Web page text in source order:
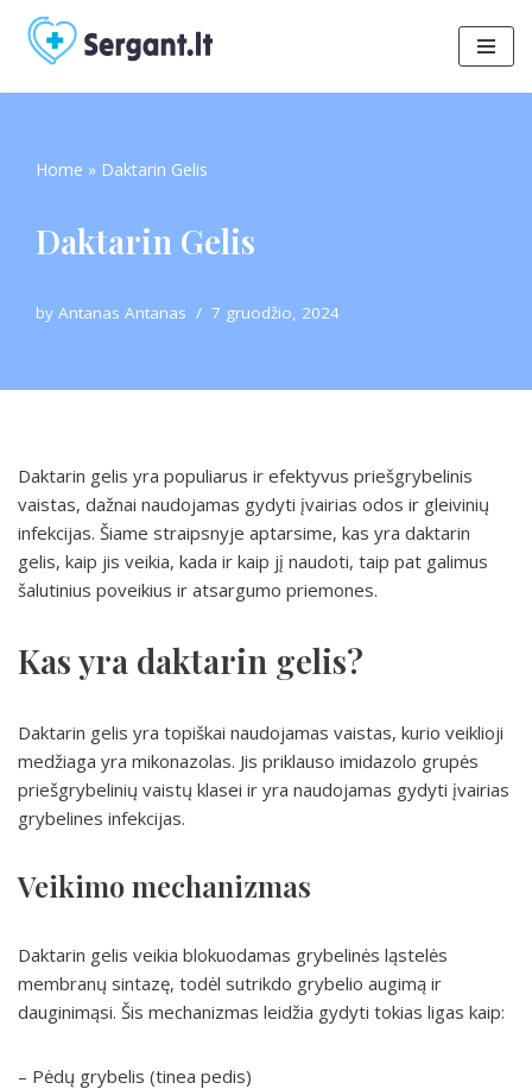
Skip
to
Home » Daktarin Gelis
Daktarin Gelis
by Antanas Antanas 7 gruodžio, 2024
Daktarin gelis yra populiarus ir efektyvus priešgrybelinis
vaistas, dažnai naudojamas gydyti įvairias odos ir gleivinių
infekcijas. Šiame straipsnyje aptarsime, kas yra daktarin
gelis, kaip jis veikia, kada ir kaip jį naudoti, taip pat galimus
šalutinius poveikius ir atsargumo priemones.
Kas yra daktarin gelis?
Daktarin gelis yra topiškai naudojamas vaistas, kurio veiklioji
medžiaga yra mikonazolas. Jis priklauso imidazolo grupės
priešgrybelinių vaistų klasei ir yra naudojamas gydyti įvairias
grybelines infekcijas.
Veikimo mechanizmas
Daktarin gelis veikia blokuodamas grybelinės ląstelės
membranų sintazę, todėl sutrikdo grybelio augimą ir
dauginimąsi. Šis mechanizmas leidžia gydyti tokias ligas kaip:
– Pėdų grybelis (tinea pedis)